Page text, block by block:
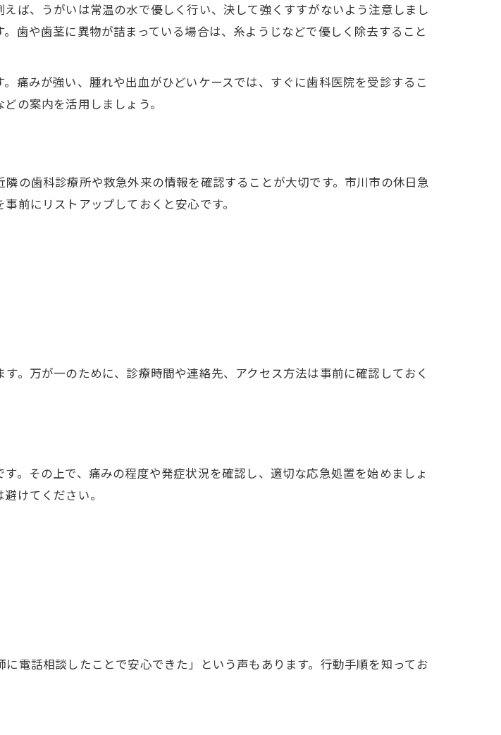
応急処置手順を紹介
できる基本の応急処置方法
診まで自宅で心掛けること
の自宅応急処置の判断基準
てない市川市の初動対応術
きた際の応急処置と相談先
に市川市で取るべき行動
に役立つ緊急医療情報を整理
ば、うがいは常温の水で優しく行い、決して強くすすがないよう注意しまし
歯や歯茎に異物が詰まっている場合は、糸ようじなどで優しく除去すること
痛みが強い、腫れや出血がひどいケースでは、すぐに歯科医院を受診するこ
の案内を活用しましょう。
の歯科診療所や救急外来の情報を確認することが大切です。市川市の休日急
前にリストアップしておくと安心です。
。万が一のために、診療時間や連絡先、アクセス方法は事前に確認しておく
。その上で、痛みの程度や発症状況を確認し、適切な応急処置を始めましょ
けてください。
電話相談したことで安心できた」という声もあります。行動手順を知ってお